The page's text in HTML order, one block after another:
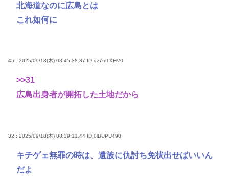
北海道なのに広島とは
これ如何に
45 : 2025/09/18(木) 08:45:38.87 ID:gz7m1XHV0
>>31
広島出身者が開拓した土地だから
32 : 2025/09/18(木) 08:39:11.44 ID:0lBUPU490
キチゲェ無罪の時は、遺族に仇討ち免状出せばいいん
だよ